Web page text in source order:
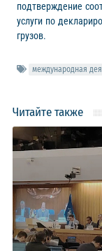
подтверждение
услуги по
грузов.
международная
Читайте также